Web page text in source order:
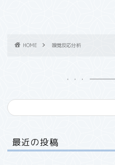
HOME 嗅覚反応分析
最近の投稿